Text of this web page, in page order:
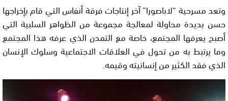
وتعد مسرحية “لاباصورا” آخر إنتاجات فرقة أنفاس التي قام بإخراجها
حسن بديدة محاولة لمعالجة مجموعة من الظواهر السلبية التي
أصبح يعرفها المجتمع، خاصة مع التمدن الذي عرفه هذا المجتمع
وما يرتبط به من تحول في العلاقات الاجتماعية وسلوك الإنسان
الذي فقد الكثير من إنسانيته وقيمه.